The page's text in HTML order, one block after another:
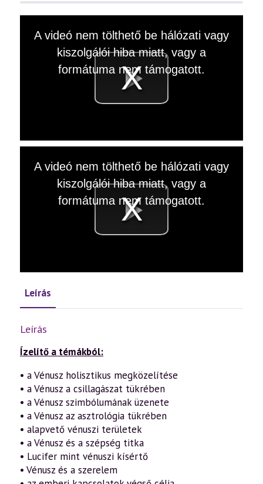
Videó
A videó nem tölthető be hálózati vagy
kiszolgálói hiba miatt, vagy a
formátuma nem támogatott.
Videó
A videó nem tölthető be hálózati vagy
kiszolgálói hiba miatt, vagy a
formátuma nem támogatott.
Leírás
Leírás
Ízelítő a témákból:
• a Vénusz holisztikus megközelítése
• a Vénusz a csillagászat tükrében
• a Vénusz szimbólumának üzenete
• a Vénusz az asztrológia tükrében
• alapvető vénuszi területek
• a Vénusz és a szépség titka
• Lucifer mint vénuszi kísértő
• Vénusz és a szerelem